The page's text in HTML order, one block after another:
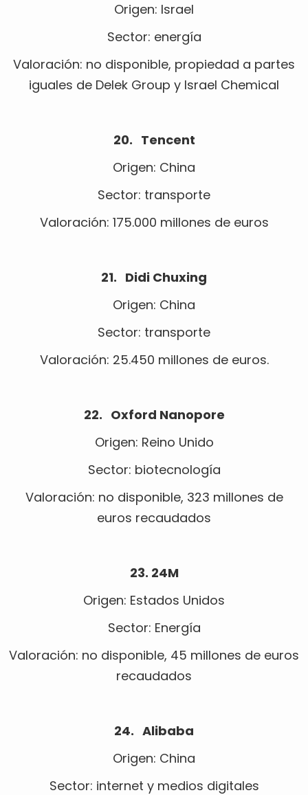
Origen: Israel
Sector: energía
Valoración: no disponible, propiedad a partes
iguales de Delek Group y Israel Chemical
20. Tencent
Origen: China
Sector: transporte
Valoración: 175.000 millones de euros
21. Didi Chuxing
Origen: China
Sector: transporte
Valoración: 25.450 millones de euros.
22. Oxford Nanopore
Origen: Reino Unido
Sector: biotecnología
Valoración: no disponible, 323 millones de
euros recaudados
23. 24M
Origen: Estados Unidos
Sector: Energía
Valoración: no disponible, 45 millones de euros
recaudados
24. Alibaba
Origen: China
Sector: internet y medios digitales